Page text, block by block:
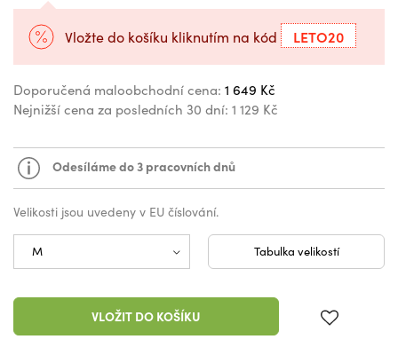
Vložte do košíku kliknutím na kód LETO20
Doporučená maloobchodní cena: 1 649 Kč
Nejnižší cena za posledních 30 dní: 1 129 Kč
Odesíláme do 3 pracovních dnů
Velikosti jsou uvedeny v EU číslování.
Tabulka velikostí
VLOŽIT DO KOŠÍKU